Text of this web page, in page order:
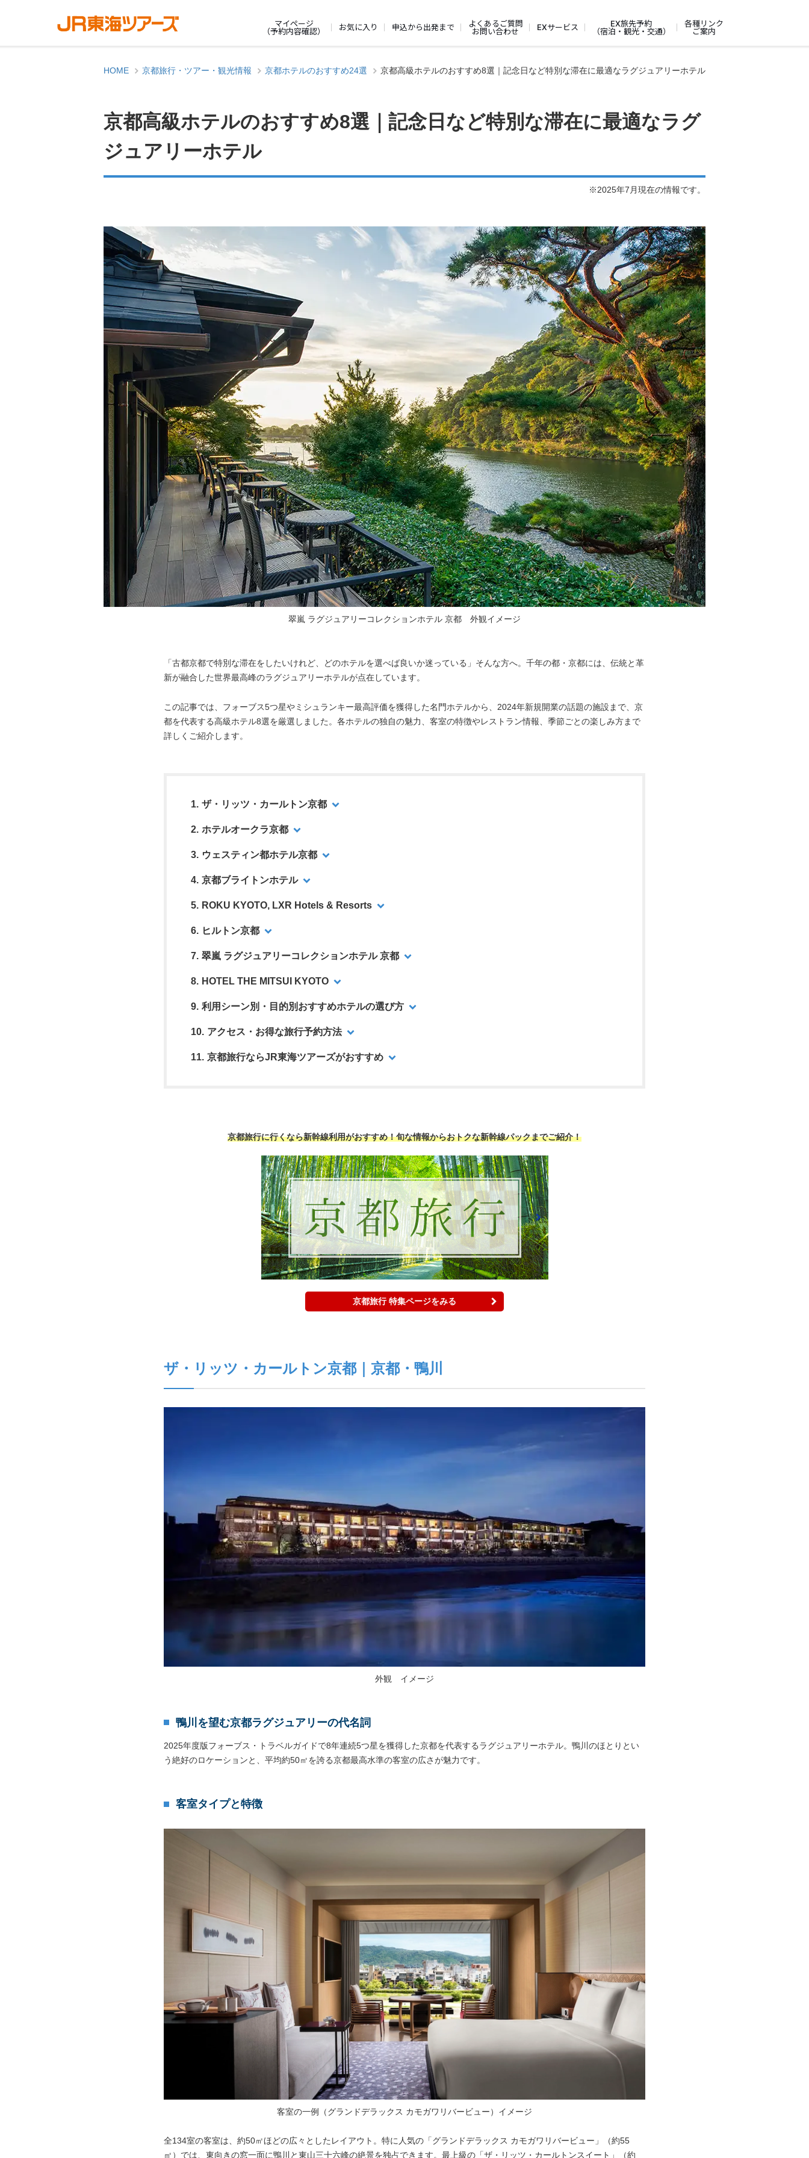
マイページ
（予約内容確認）
お気に入り 申込から出発まで
よくあるご質問
お問い合わせ
EXサービス
EX旅先予約
（宿泊・観光・交通）
各種リンク
ご案内
HOME 京都旅行・ツアー・観光情報 京都ホテルのおすすめ24選 京都高級ホテルのおすすめ8選｜記念日など特別な滞在に最適なラグジュアリーホテル
京都高級ホテルのおすすめ8選｜記念日など特別な滞在に最適なラグ
ジュアリーホテル
※2025年7月現在の情報です。
翠嵐 ラグジュアリーコレクションホテル 京都 外観イメージ
「古都京都で特別な滞在をしたいけれど、どのホテルを選べば良いか迷っている」そんな方へ。千年の都・京都には、伝統と革
新が融合した世界最高峰のラグジュアリーホテルが点在しています。
この記事では、フォーブス5つ星やミシュランキー最高評価を獲得した名門ホテルから、2024年新規開業の話題の施設まで、京
都を代表する高級ホテル8選を厳選しました。各ホテルの独自の魅力、客室の特徴やレストラン情報、季節ごとの楽しみ方まで
詳しくご紹介します。
ザ・リッツ・カールトン京都
ホテルオークラ京都
ウェスティン都ホテル京都
京都ブライトンホテル
ROKU KYOTO, LXR Hotels & Resorts
ヒルトン京都
翠嵐 ラグジュアリーコレクションホテル 京都
HOTEL THE MITSUI KYOTO
利用シーン別・目的別おすすめホテルの選び方
アクセス・お得な旅行予約方法
京都旅行ならJR東海ツアーズがおすすめ
京都旅行に行くなら新幹線利用がおすすめ！旬な情報からおトクな新幹線パックまでご紹介！
京都旅行 特集ページをみる
ザ・リッツ・カールトン京都｜京都・鴨川
外観 イメージ
鴨川を望む京都ラグジュアリーの代名詞
2025年度版フォーブス・トラベルガイドで8年連続5つ星を獲得した京都を代表するラグジュアリーホテル。鴨川のほとりとい
う絶好のロケーションと、平均約50㎡を誇る京都最高水準の客室の広さが魅力です。
客室タイプと特徴
客室の一例（グランドデラックス カモガワリバービュー）イメージ
全134室の客室は、約50㎡ほどの広々としたレイアウト。特に人気の「グランドデラックス カモガワリバービュー」（約55
㎡）では、東向きの窓一面に鴨川と東山三十六峰の絶景を独占できます。最上級の「ザ・リッツ・カールトンスイート」（約